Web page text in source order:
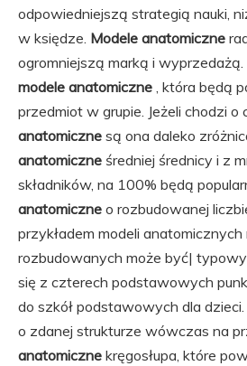
odpowiedniejszą strategią nauki,
w księdze. Modele anatomiczne
ogromniejszą marką i
modele anatomiczne , która będą
przedmiot w grupie. Jeżeli chodzi o
anatomiczne są ona daleko
anatomiczne średniej średnicy i z
składników, na 100% będą
anatomiczne o rozbudowanej
przykładem modeli anatomicznych
rozbudowanych może być| typowy
się z czterech podstawowych
do szkół podstawowych dla dzieci.
o zdanej strukturze wówczas na
anatomiczne kręgosłupa, które